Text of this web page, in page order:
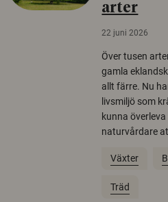
arter
22 juni 2026
Över tusen
gamla
allt färre. Nu
livsmiljö som
kunna
naturvårdare
Växter
Träd